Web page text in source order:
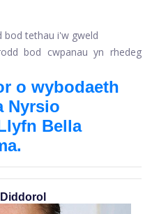
bod tethau i'w gweld
bod cwpanau yn rhedeg
o wybodaeth
Nyrsio
Bella